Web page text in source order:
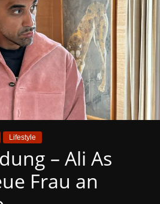
Lifestyle
– Ali As
Frau an